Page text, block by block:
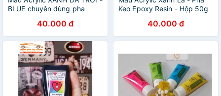
BLUE chuyên dùng pha
chamsocxestore
40.000 đ
Keo Epoxy Resin - Hộp 50g
40.000 đ